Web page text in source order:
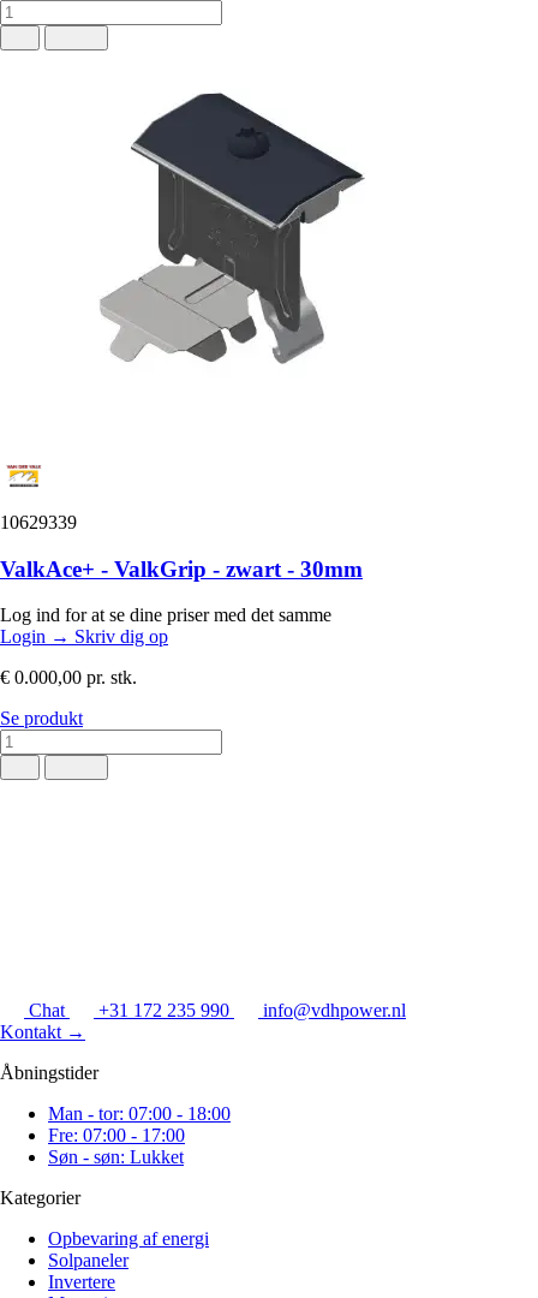
10629339
ValkAce+ - ValkGrip - zwart - 30mm
Log ind for at se dine priser med det samme
Login → Skriv dig op
€ 0.000,00 pr. stk.
Se produkt
Chat +31 172 235 990
info@vdhpower.nl
Kontakt →
Åbningstider
Man - tor: 07:00 - 18:00
Fre: 07:00 - 17:00
Søn - søn: Lukket
Kategorier
Opbevaring af energi
Solpaneler
Invertere